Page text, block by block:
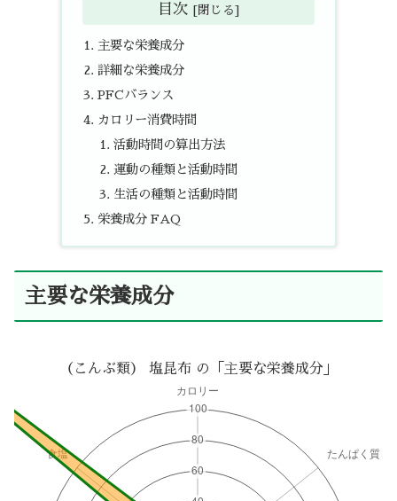
目次
主要な栄養成分
詳細な栄養成分
PFCバランス
カロリー消費時間
活動時間の算出方法
運動の種類と活動時間
生活の種類と活動時間
栄養成分 FAQ
主要な栄養成分
（こんぶ類） 塩昆布 の「主要な栄養成分」